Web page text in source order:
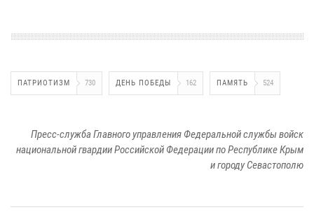
ПАТРИОТИЗМ 730 ДЕНЬ ПОБЕДЫ 162 ПАМЯТЬ 524
Пресс-служба Главного управления Федеральной службы войск
национальной гвардии Российской Федерации по Республике Крым
и городу Севастополю